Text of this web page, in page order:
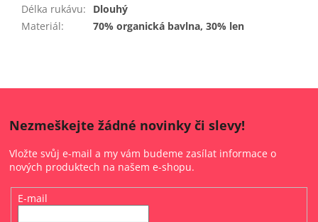
Délka rukávu:
Dlouhý
Materiál: 70% organická bavlna, 30% len
Nezmeškejte žádné novinky či slevy!
Vložte svůj e-mail a my vám budeme zasílat informace o
nových produktech na našem e-shopu.
E-mail